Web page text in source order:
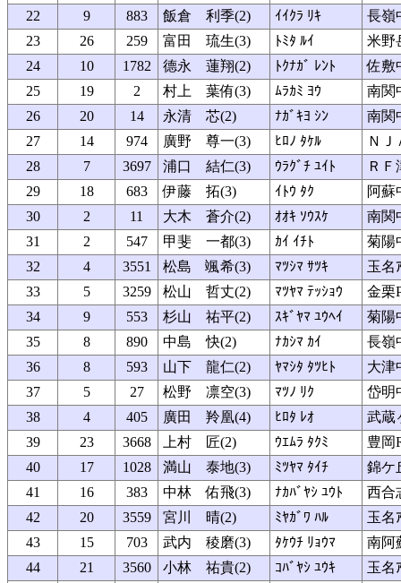
22
9 883 飯倉 利季(2) ｲｲｸﾗ ﾘｷ
長嶺
23
26 259 富田 琉生(3) ﾄﾐﾀ ﾙｲ
米野
24
10 1782 德永 蓮翔(2) ﾄｸﾅｶﾞ ﾚﾝﾄ
佐敷
25
19 2 村上 葉侑(3) ﾑﾗｶﾐ ﾖｳ
南関
26
20 14 永清 芯(2) ﾅｶﾞｷﾖ ｼﾝ
南関
27
14 974 廣野 尊一(3) ﾋﾛﾉ ﾀｹﾙ
ＮＪ
28
7 3697 浦口 結仁(3) ｳﾗｸﾞﾁ ﾕｲﾄ
ＲＦ
29
18 683 伊藤 拓(3) ｲﾄｳ ﾀｸ
阿蘇
30
2 11 大木 蒼介(2) ｵｵｷ ｿｳｽｹ
南関
31
2 547 甲斐 一都(3) ｶｲ ｲﾁﾄ
菊陽
32
4 3551 松島 颯希(3) ﾏﾂｼﾏ ｻﾂｷ
玉名
33
5 3259 松山 哲丈(2) ﾏﾂﾔﾏ ﾃｯｼｮｳ
金栗
34
9 553 杉山 祐平(2) ｽｷﾞﾔﾏ ﾕｳﾍｲ
菊陽
35
8 890 中島 快(2) ﾅｶｼﾏ ｶｲ
長嶺
36
8 593 山下 龍仁(2) ﾔﾏｼﾀ ﾀﾂﾋﾄ
大津
37
5 27 松野 凛空(3) ﾏﾂﾉ ﾘｸ
岱明
38
4 405 廣田 羚凰(4) ﾋﾛﾀ ﾚｵ
武蔵
39
23 3668 上村 匠(2) ｳｴﾑﾗ ﾀｸﾐ
豊岡
40
17 1028 満山 泰地(3) ﾐﾂﾔﾏ ﾀｲﾁ
錦ケ
41
16 383 中林 佑飛(3) ﾅｶﾊﾞﾔｼ ﾕｳﾄ
西合
42
20 3559 宮川 晴(2) ﾐﾔｶﾞﾜ ﾊﾙ
玉名
43
15 703 武内 稜磨(3) ﾀｹｳﾁ ﾘｮｳﾏ
南阿
44
21 3560 小林 祐貴(2) ｺﾊﾞﾔｼ ﾕｳｷ
玉名